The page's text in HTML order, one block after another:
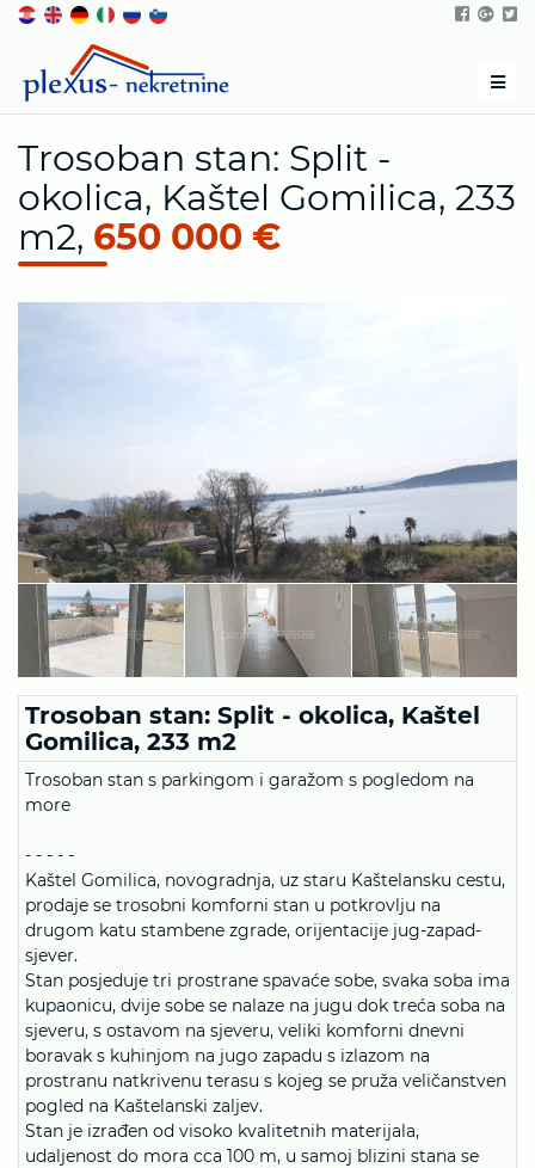
Menu
Trosoban stan: Split -
okolica, Kaštel Gomilica, 233
m2, 650 000 €
Trosoban stan: Split - okolica, Kaštel
Gomilica, 233 m2
Trosoban stan s parkingom i garažom s pogledom na
more
- - - - -
Kaštel Gomilica, novogradnja, uz staru Kaštelansku cestu,
prodaje se trosobni komforni stan u potkrovlju na
drugom katu stambene zgrade, orijentacije jug-zapad-
sjever.
Stan posjeduje tri prostrane spavaće sobe, svaka soba ima
kupaonicu, dvije sobe se nalaze na jugu dok treća soba na
sjeveru, s ostavom na sjeveru, veliki komforni dnevni
boravak s kuhinjom na jugo zapadu s izlazom na
prostranu natkrivenu terasu s kojeg se pruža veličanstven
pogled na Kaštelanski zaljev.
Stan je izrađen od visoko kvalitetnih materijala,
udaljenost do mora cca 100 m, u samoj blizini stana se